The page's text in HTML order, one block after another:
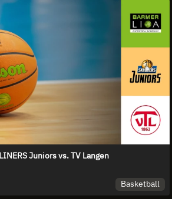
Juniors vs. TV Langen
Basketball